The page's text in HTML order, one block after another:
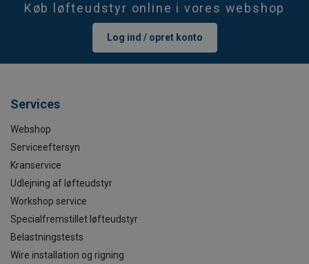
Køb løfteudstyr online i vores webshop
Log ind / opret konto
Services
Webshop
Serviceeftersyn
Kranservice
Udlejning af løfteudstyr
Workshop service
Specialfremstillet løfteudstyr
Belastningstests
Wire installation og rigning